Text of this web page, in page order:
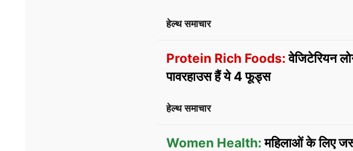
हेल्थ समाचार
Protein Rich Foods: वेजिटेरियन
पावरहाउस हैं ये 4 फूड्स
हेल्थ समाचार
Women Health: महिलाओं के लिए